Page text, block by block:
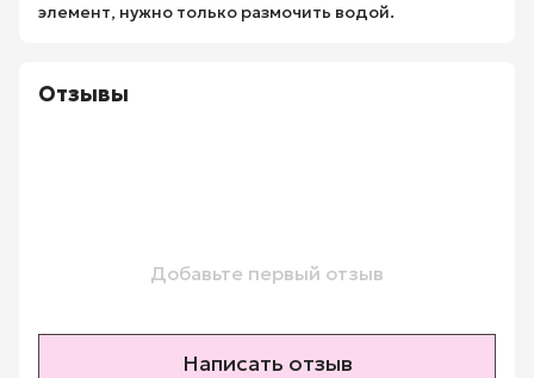
элемент, нужно только размочить водой.
Отзывы
Добавьте первый отзыв
Написать отзыв